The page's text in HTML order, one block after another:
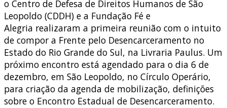
o Centro de Defesa de Direitos Humanos de São
Leopoldo (CDDH) e a Fundação Fé e
Alegria realizaram a primeira reunião com o intuito
de compor a Frente pelo Desencarceramento no
Estado do Rio Grande do Sul, na Livraria Paulus. Um
próximo encontro está agendado para o dia 6 de
dezembro, em São Leopoldo, no Círculo Operário,
para criação da agenda de mobilização, definições
sobre o Encontro Estadual de Desencarceramento.